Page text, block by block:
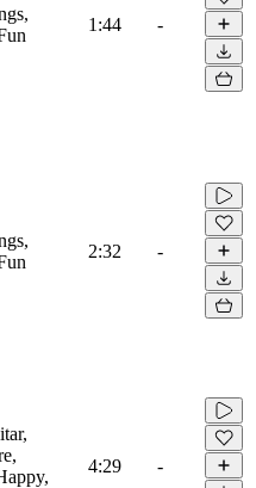
1:44 -
2:32 -
4:29 -